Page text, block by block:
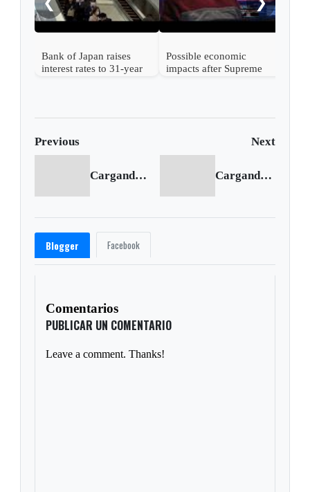
Bank of Japan raises
interest rates to 31-year
Possible economic
impacts after Supreme
Previous Next
Cargando anterior... Cargando siguiente...
Blogger Facebook
Comentarios
PUBLICAR UN COMENTARIO
Leave a comment. Thanks!